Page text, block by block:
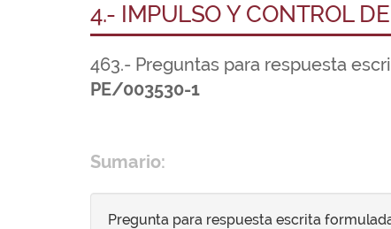
4.- IMPULSO Y CONTROL
463.- Preguntas para respuesta
PE/003530-1
Sumario:
Pregunta para respuesta escrita